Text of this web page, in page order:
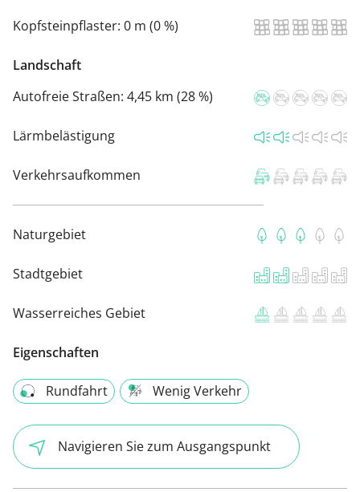
Kopfsteinpflaster: 0 m (0 %)
Landschaft
Autofreie Straßen: 4,45 km (28 %)
Lärmbelästigung
Verkehrsaufkommen
Naturgebiet
Stadtgebiet
Wasserreiches Gebiet
Eigenschaften
Rundfahrt Wenig Verkehr
Navigieren Sie zum Ausgangspunkt